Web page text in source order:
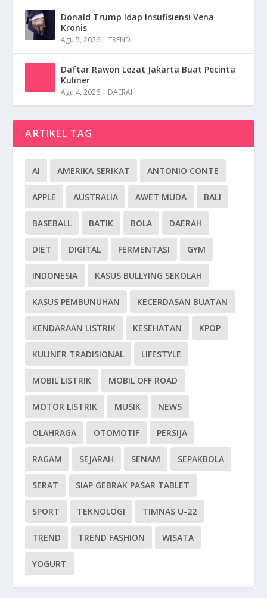
Donald Trump Idap Insufisiensi Vena
Kronis
Agu 5, 2026 |TREND
Daftar Rawon Lezat Jakarta Buat Pecinta
Kuliner
Agu 4, 2026 | DAERAH
ARTIKEL TAG
AI AMERIKA SERIKAT ANTONIO CONTE
APPLE AUSTRALIA AWET MUDA BALI
BASEBALL BATIK BOLA DAERAH
DIET DIGITAL FERMENTASI GYM
INDONESIA KASUS BULLYING SEKOLAH
KASUS PEMBUNUHAN KECERDASAN BUATAN
KENDARAAN LISTRIK KESEHATAN KPOP
KULINER TRADISIONAL LIFESTYLE
MOBIL LISTRIK MOBIL OFF ROAD
MOTOR LISTRIK MUSIK NEWS
OLAHRAGA OTOMOTIF PERSIJA
RAGAM SEJARAH SENAM SEPAKBOLA
SERAT SIAP GEBRAK PASAR TABLET
SPORT TEKNOLOGI TIMNAS U-22
TREND TREND FASHION WISATA
YOGURT